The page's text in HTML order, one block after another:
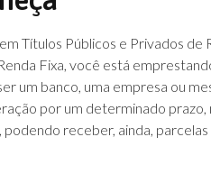
Títulos Públicos e Privados de
Fixa, você está
um banco, uma empresa ou
por um determinado prazo,
receber, ainda, parcelas